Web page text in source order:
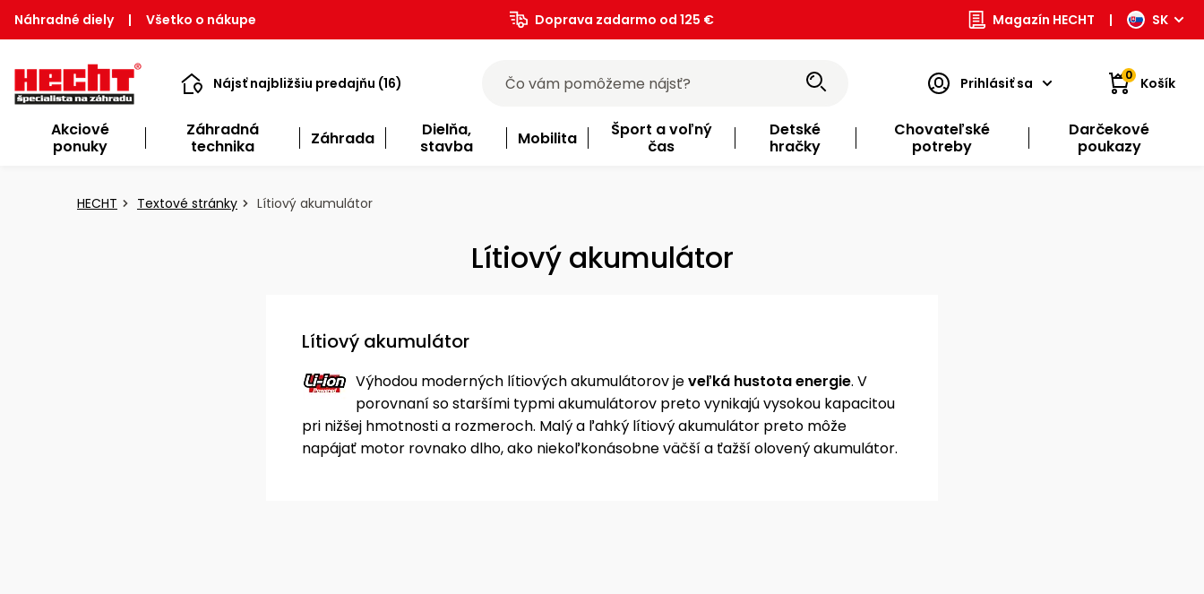
Náhradné diely | Všetko o nákupe Doprava zadarmo od 125 € Magazín HECHT | SK
Nájsť najbližšiu predajňu (16) Prihlásiť sa 0 Košík
Akciové
ponuky
Záhradná
technika
Záhrada
Dielňa,
stavba
Mobilita
Šport a voľný
čas
Detské
hračky
Chovateľské
potreby
Darčekové
poukazy
HECHT Textové stránky Lítiový akumulátor
Lítiový akumulátor
Lítiový akumulátor
Výhodou moderných lítiových akumulátorov jeveľká hustota energie. V
porovnaní so staršími typmi akumulátorov preto vynikajú vysokou kapacitou
pri nižšej hmotnosti a rozmeroch. Malý a ľahký lítiový akumulátor preto môže
napájať motor rovnako dlho, ako niekoľkonásobne väčší a ťažší olovený akumulátor.